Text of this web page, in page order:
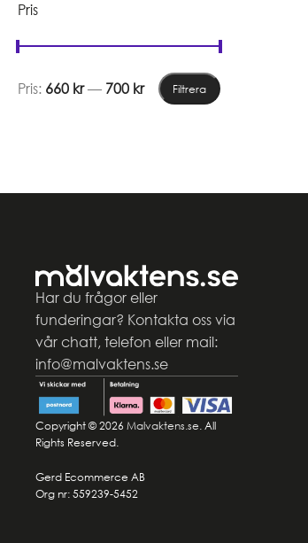
Pris
Filtrera
Pris: 660 kr— 700 kr
Har du frågor eller
funderingar? Kontakta oss via
vår chatt, telefon eller mail:
info@malvaktens.se
Copyright © 2026 Malvaktens.se . All
Rights Reserved.
Gerd Ecommerce AB
Org nr: 559239-5452